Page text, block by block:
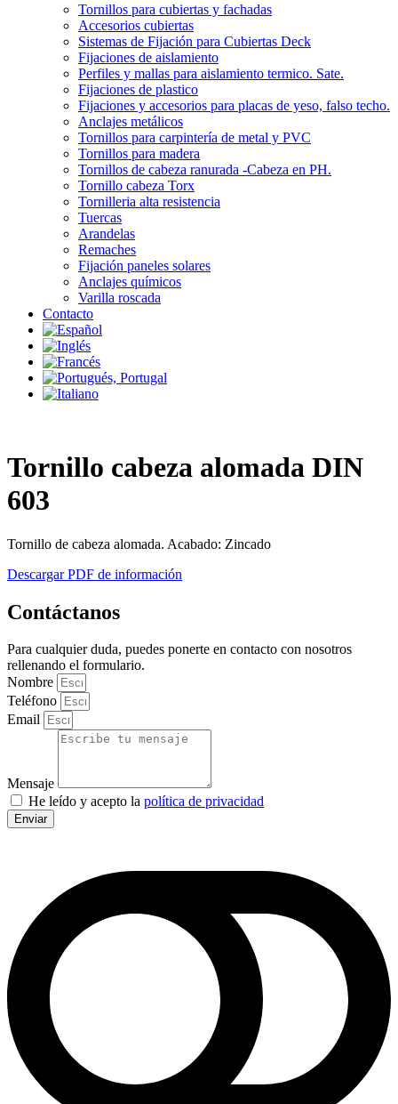
Tornillos para cubiertas y fachadas
Accesorios cubiertas
Sistemas de Fijación para Cubiertas Deck
Fijaciones de aislamiento
Perfiles y mallas para aislamiento termico. Sate.
Fijaciones de plastico
Fijaciones y accesorios para placas de yeso, falso techo.
Anclajes metálicos
Tornillos para carpintería de metal y PVC
Tornillos para madera
Tornillos de cabeza ranurada -Cabeza en PH.
Tornillo cabeza Torx
Tornilleria alta resistencia
Tuercas
Arandelas
Remaches
Fijación paneles solares
Anclajes químicos
Varilla roscada
Contacto
Tornillo cabeza alomada DIN
603
Tornillo de cabeza alomada. Acabado: Zincado
Descargar PDF de información
Contáctanos
Para cualquier duda, puedes ponerte en contacto con nosotros
rellenando el formulario.
Nombre
Teléfono
Email
Mensaje
He leído y acepto la política de privacidad
Enviar